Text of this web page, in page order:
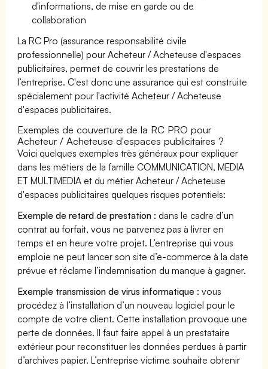
d'informations, de mise en garde ou de
collaboration
La RC Pro (assurance responsabilité civile
professionnelle) pour Acheteur / Acheteuse d'espaces
publicitaires, permet de couvrir les prestations de
l’entreprise. C'est donc une assurance qui est construite
spécialement pour l'activité Acheteur / Acheteuse
d'espaces publicitaires.
Exemples de couverture de la RC PRO pour
Acheteur / Acheteuse d'espaces publicitaires ?
Voici quelques exemples très généraux pour expliquer
dans les métiers de la famille COMMUNICATION, MEDIA
ET MULTIMEDIA et du métier Acheteur / Acheteuse
d'espaces publicitaires quelques risques potentiels:
Exemple de retard de prestation : dans le cadre d’un
contrat au forfait, vous ne parvenez pas à livrer en
temps et en heure votre projet. L’entreprise qui vous
emploie ne peut lancer son site d’e-commerce à la date
prévue et réclame l’indemnisation du manque à gagner.
Exemple transmission de virus informatique : vous
procédez à l’installation d’un nouveau logiciel pour le
compte de votre client. Cette installation provoque une
perte de données. Il faut faire appel à un prestataire
extérieur pour reconstituer les données perdues à partir
d’archives papier. L’entreprise victime souhaite obtenir